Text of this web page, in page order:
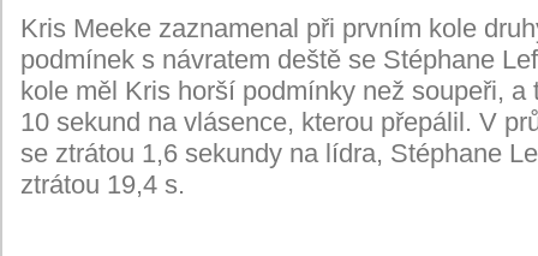
Kris Meeke zaznamenal při prvním kole
podmínek s návratem deště se Stéphane
kole měl Kris horší podmínky než soupeři,
10 sekund na vlásence, kterou přepálil. V
se ztrátou 1,6 sekundy na lídra, Stéphane
ztrátou 19,4 s.